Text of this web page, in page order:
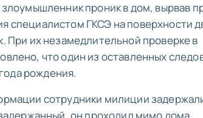
проник в дом, вырвав
специалистом ГКСЭ на поверхности
При их незамедлительной проверке в
что один из оставленных
рождения.
сотрудники милиции